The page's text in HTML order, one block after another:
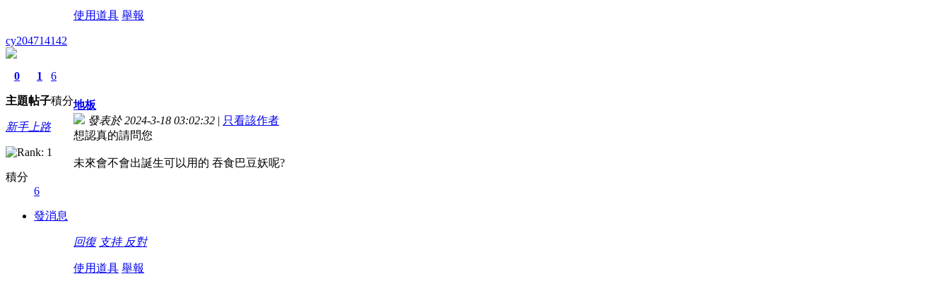
使用道具 舉報
cy204714142
0
主題
1
帖子
6
積分
新手上路
積分
6
發消息
地板
發表於 2024-3-18 03:02:32 | 只看該作者
想認真的請問您
未來會不會出誕生可以用的 吞食巴豆妖呢?
回復 支持 反對
使用道具 舉報